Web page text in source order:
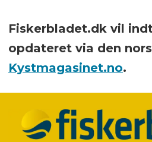
Fiskerbladet.dk vil
opdateret via den
Kystmagasinet.no.